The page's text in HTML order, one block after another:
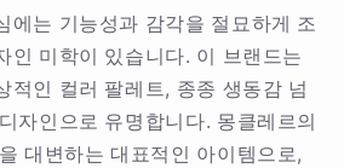
에는 기능성과 감각을 절묘하게 조
인 미학이 있습니다. 이 브랜드는
적인 컬러 팔레트, 종종 생동감 넘
자인으로 유명합니다. 몽클레르의
대변하는 대표적인 아이템으로,